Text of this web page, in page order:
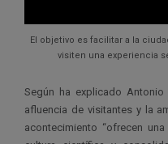
El objetivo es facilitar a la
visiten una experiencia
Según ha explicado
afluencia de visitantes y la
acontecimiento “ofrecen